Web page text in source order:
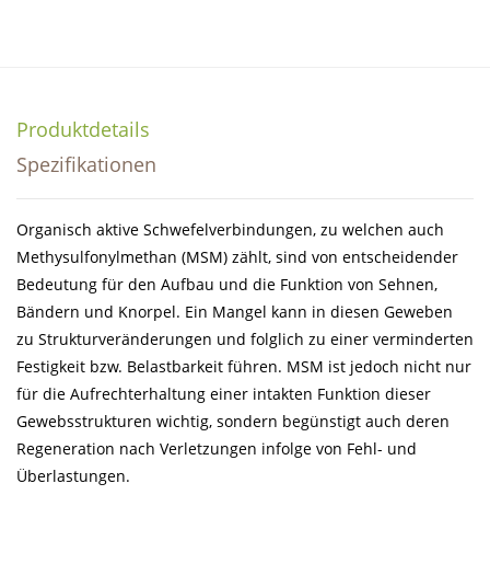
Produktdetails
Spezifikationen
Organisch aktive Schwefelverbindungen, zu welchen auch
Methysulfonylmethan (MSM) zählt, sind von entscheidender
Bedeutung für den Aufbau und die Funktion von Sehnen,
Bändern und Knorpel. Ein Mangel kann in diesen Geweben
zu Strukturveränderungen und folglich zu einer verminderten
Festigkeit bzw. Belastbarkeit führen. MSM ist jedoch nicht nur
für die Aufrechterhaltung einer intakten Funktion dieser
Gewebsstrukturen wichtig, sondern begünstigt auch deren
Regeneration nach Verletzungen infolge von Fehl- und
Überlastungen.